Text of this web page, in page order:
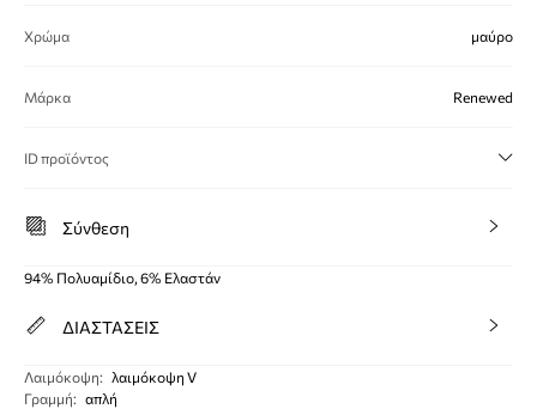
Χρώμα μαύρο
Μάρκα Renewed
ID προϊόντος
Σύνθεση
94% Πολυαμίδιο, 6% Ελαστάν
ΔΙΑΣΤΑΣΕΙΣ
Λαιμόκοψη: λαιμόκοψη V
Γραμμή: απλή